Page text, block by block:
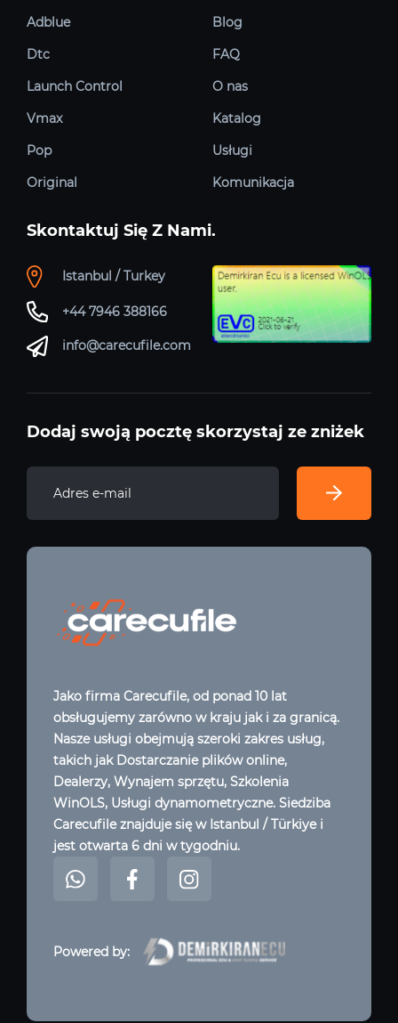
Adblue
Dtc
Launch Control
Vmax
Pop
Original
Blog
FAQ
O nas
Katalog
Usługi
Komunikacja
Skontaktuj Się Z Nami.
Istanbul / Turkey
+44 7946 388166
info@carecufile.com
Dodaj swoją pocztę skorzystaj ze zniżek
Jako firma Carecufile, od ponad 10 lat
obsługujemy zarówno w kraju jak i za granicą.
Nasze usługi obejmują szeroki zakres usług,
takich jak Dostarczanie plików online,
Dealerzy, Wynajem sprzętu, Szkolenia
WinOLS, Usługi dynamometryczne. Siedziba
Carecufile znajduje się w Istanbul / Türkiye i
jest otwarta 6 dni w tygodniu.
Powered by: